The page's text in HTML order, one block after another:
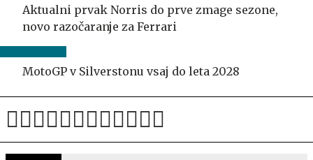
Aktualni prvak Norris do prve zmage sezone,
novo razočaranje za Ferrari
MotoGP v Silverstonu vsaj do leta 2028